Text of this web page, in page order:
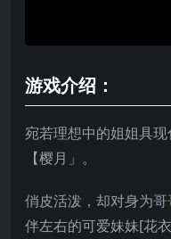
游戏介绍：
宛若理想中的姐姐具
【樱月」。
俏皮活泼，却对身为
伴左右的可爱妹妹[花